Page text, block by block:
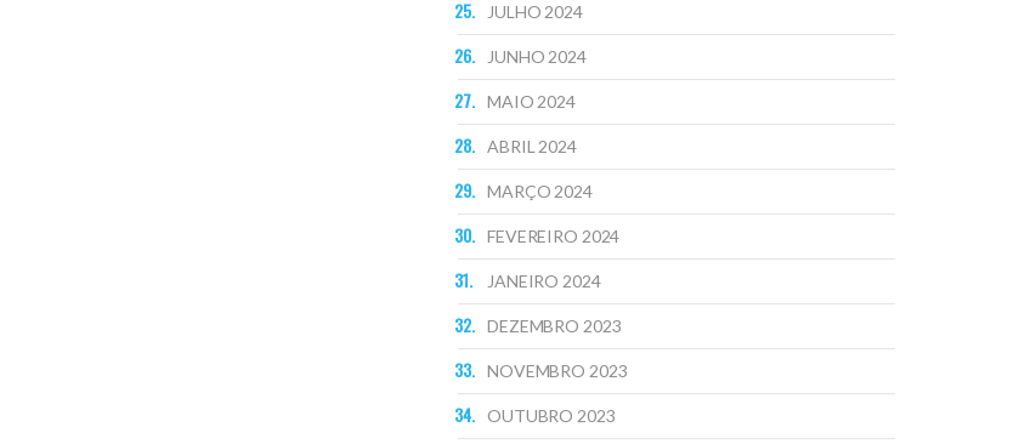
JULHO 2024
JUNHO 2024
MAIO 2024
ABRIL 2024
MARÇO 2024
FEVEREIRO 2024
JANEIRO 2024
DEZEMBRO 2023
NOVEMBRO 2023
OUTUBRO 2023